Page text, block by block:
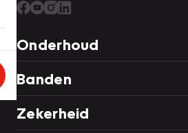
Onderhoud
Banden
Zekerheid